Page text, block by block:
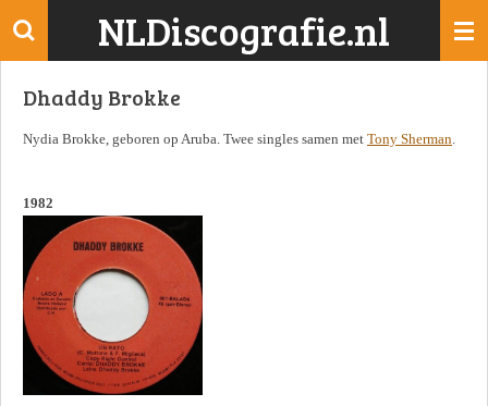
Ga
de
NLDiscografie.nl
Dhaddy Brokke
Nydia Brokke, geboren op Aruba. Twee singles samen met Tony Sherman.
1982